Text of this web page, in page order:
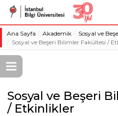
Ana Sayfa Akademik
Sosyal ve
Sosyal ve Beşeri Bilimler Fakültesi /
Sosyal ve Beşeri
/ Etkinlikler